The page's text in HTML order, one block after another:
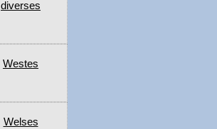
diverses
Westes
Welses